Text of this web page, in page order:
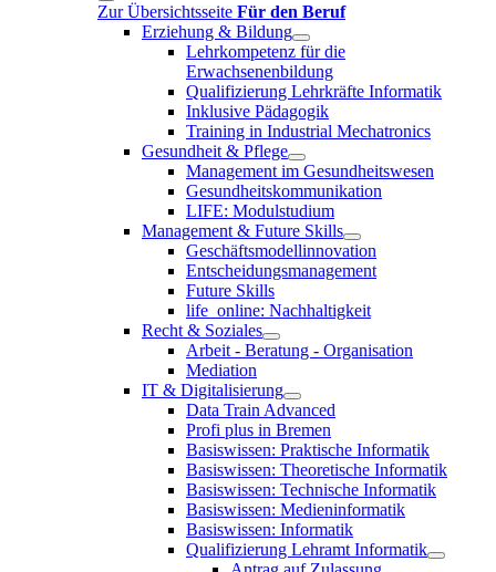
Zur Übersichtsseite Für den Beruf
Erziehung & Bildung
Lehrkompetenz für die
Erwachsenenbildung
Qualifizierung Lehrkräfte Informatik
Inklusive Pädagogik
Training in Industrial Mechatronics
Gesundheit & Pflege
Management im Gesundheitswesen
Gesundheitskommunikation
LIFE: Modulstudium
Management & Future Skills
Geschäftsmodellinnovation
Entscheidungsmanagement
Future Skills
life_online: Nachhaltigkeit
Recht & Soziales
Arbeit - Beratung - Organisation
Mediation
IT & Digitalisierung
Data Train Advanced
Profi plus in Bremen
Basiswissen: Praktische Informatik
Basiswissen: Theoretische Informatik
Basiswissen: Technische Informatik
Basiswissen: Medieninformatik
Basiswissen: Informatik
Qualifizierung Lehramt Informatik